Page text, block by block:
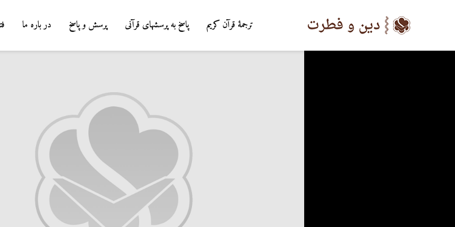
ترجمۀ قرآن کریم پاسخ به پرسشهای قرآنی پرسش و پاسخ در باره ما